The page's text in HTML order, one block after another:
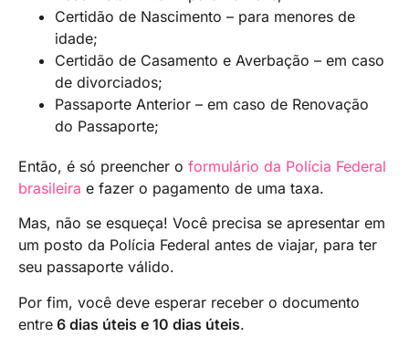
Certidão de Nascimento – para menores de
idade;
Certidão de Casamento e Averbação – em caso
de divorciados;
Passaporte Anterior – em caso de Renovação
do Passaporte;
Então, é só preencher o formulário da Polícia Federal
brasileira e fazer o pagamento de uma taxa.
Mas, não se esqueça! Você precisa se apresentar em
um posto da Polícia Federal antes de viajar, para ter
seu passaporte válido.
Por fim, você deve esperar receber o documento
entre 6 dias úteis e 10 dias úteis.